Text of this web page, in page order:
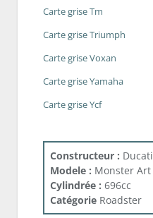
Carte grise Tm
Carte grise Triumph
Carte grise Voxan
Carte grise Yamaha
Carte grise Ycf
Constructeur : Ducati
Modele : Monster Art
Cylindrée : 696cc
Catégorie Roadster